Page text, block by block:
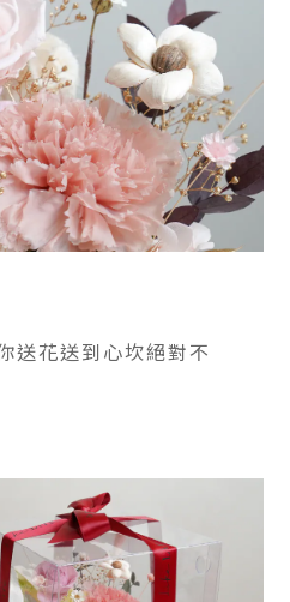
送花送到心坎絕對不